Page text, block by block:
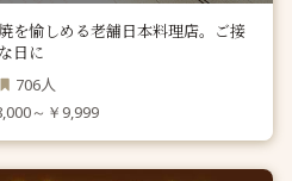
を愉しめる老舗日本料理店。ご接
日に
706人
～￥9,999